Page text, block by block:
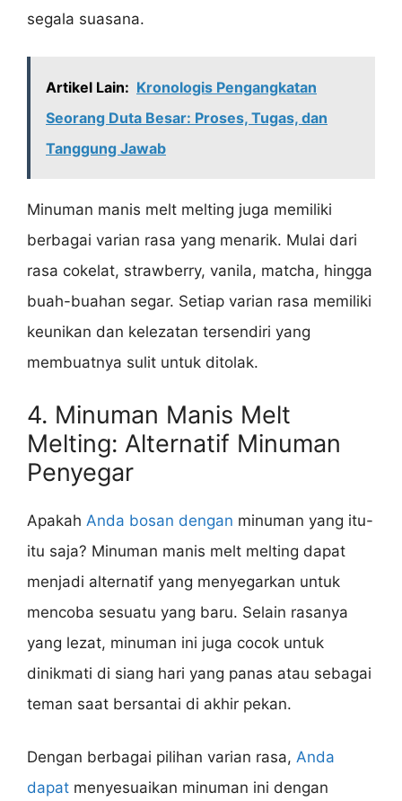
segala suasana.
Artikel Lain: Kronologis Pengangkatan
Seorang Duta Besar: Proses, Tugas, dan
Tanggung Jawab
Minuman manis melt melting juga memiliki
berbagai varian rasa yang menarik. Mulai dari
rasa cokelat, strawberry, vanila, matcha, hingga
buah-buahan segar. Setiap varian rasa memiliki
keunikan dan kelezatan tersendiri yang
membuatnya sulit untuk ditolak.
4. Minuman Manis Melt
Melting: Alternatif Minuman
Penyegar
Apakah Anda bosan dengan minuman yang itu-
itu saja? Minuman manis melt melting dapat
menjadi alternatif yang menyegarkan untuk
mencoba sesuatu yang baru. Selain rasanya
yang lezat, minuman ini juga cocok untuk
dinikmati di siang hari yang panas atau sebagai
teman saat bersantai di akhir pekan.
Dengan berbagai pilihan varian rasa, Anda
dapat menyesuaikan minuman ini dengan